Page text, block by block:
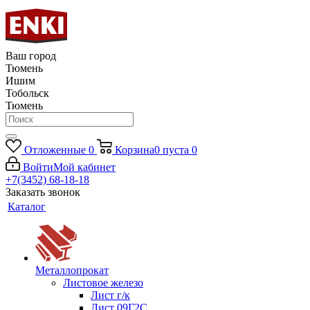
Ваш город
Тюмень
Ишим
Тобольск
Тюмень
Отложенные 0 Корзина0 пуста 0
ВойтиМой кабинет
+7(3452) 68-18-18
Заказать звонок
Каталог
Металлопрокат
Листовое железо
Лист г/к
Лист 09Г2С